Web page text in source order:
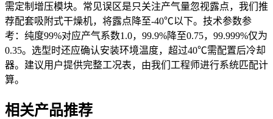
需定制增压模块。常见误区是只关注产气量忽视露点，我们推
荐配套吸附式干燥机，将露点降至-40℃以下。技术参数参
考：纯度99%对应产气系数1.0，99.9%降至0.75，99.999%仅为
0.35。选型时还应确认安装环境温度，超过40℃需配置后冷却
器。建议用户提供完整工况表，由我们工程师进行系统匹配计
算。
相关产品推荐